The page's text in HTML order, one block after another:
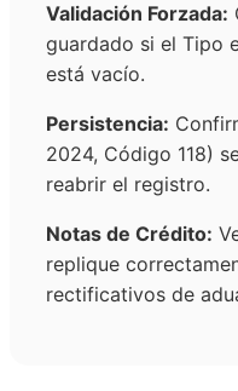
Validación Forzada:
guardado si el Tipo
está vacío.
Persistencia:
2024, Código 118)
reabrir el registro.
Notas de Crédito:
replique
rectificativos de